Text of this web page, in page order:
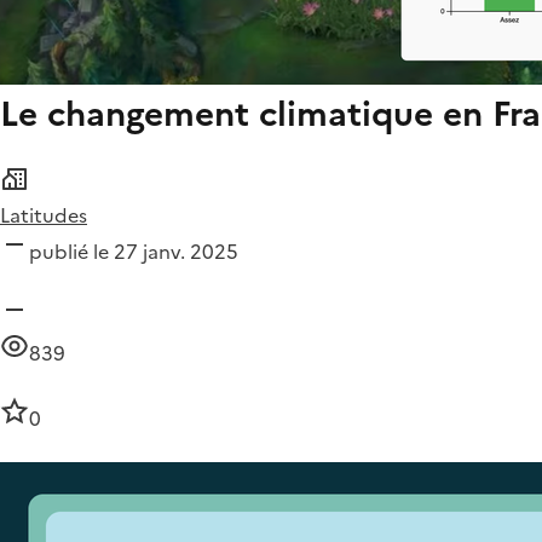
Le changement climatique en
Latitudes
publié le 27 janv. 2025
839
0